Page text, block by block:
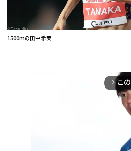
1500mの田中希実
arrow_forward_ios こ